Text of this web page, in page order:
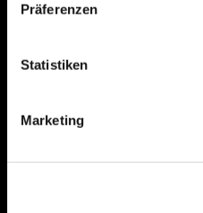
Präferenzen
Statistiken
Marketing
Bitte akzeptieren Sie